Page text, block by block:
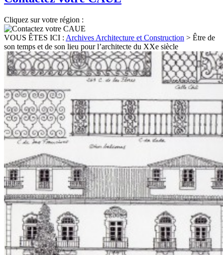
Cliquez sur votre région :
VOUS ÊTES ICI : Archives Architecture et Construction > Être de
son temps et de son lieu pour l’architecte du XXe siècle